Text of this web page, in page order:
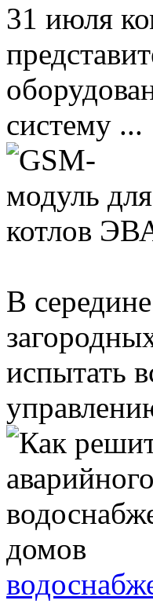
31 июля
систему ...
В
испытать